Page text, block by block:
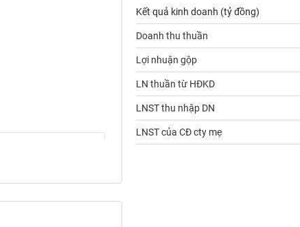
Kết quả kinh doanh (tỷ đồng)
Doanh thu thuần
Lợi nhuận gộp
LN thuần từ HĐKD
LNST thu nhập DN
LNST của CĐ cty mẹ